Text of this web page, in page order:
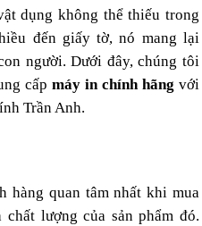
dụng không thể thiếu trong
đến giấy tờ, nó mang lại
người. Dưới đây, chúng tôi
cấp máy in chính hãng với
Trần Anh.
hàng quan tâm nhất khi mua
lượng của sản phẩm đó.